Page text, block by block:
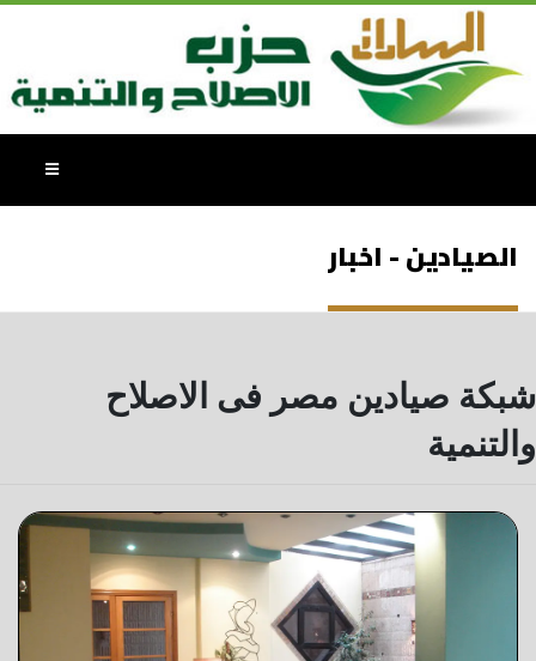
الصيادين - اخبار
شبكة صيادين مصر فى الاصلاح
والتنمية